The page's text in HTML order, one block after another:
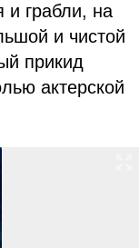
и грабли, на
и чистой
прикид
актерской